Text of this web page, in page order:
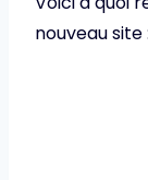
nouveau site :